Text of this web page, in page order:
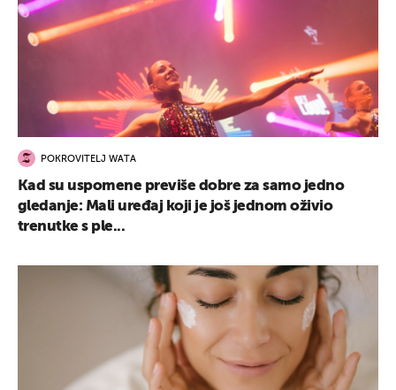
POKROVITELJ WATA
Kad su uspomene previše dobre za samo jedno
gledanje: Mali uređaj koji je još jednom oživio
trenutke s ple...